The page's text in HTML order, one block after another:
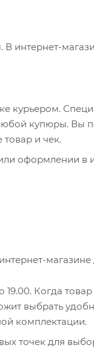
интернет-
курьером.
купюры. Вы
товар и чек.
оформлении в
сервиса.
магазине
Когда
выбрать
комплектации.
точек для